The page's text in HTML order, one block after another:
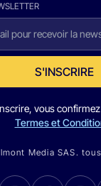
S'INSCRIRE
vous
Termes et
Media SAS.